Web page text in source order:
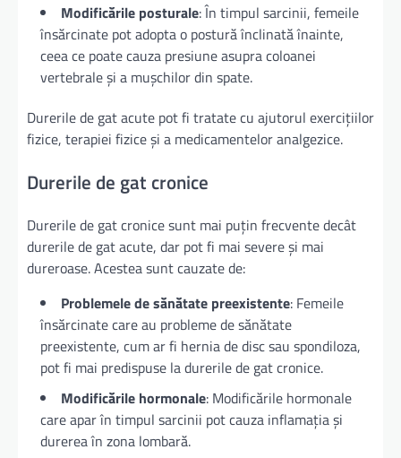
Modificările posturale: În timpul sarcinii, femeile
însărcinate pot adopta o postură înclinată înainte,
ceea ce poate cauza presiune asupra coloanei
vertebrale și a mușchilor din spate.
Durerile de gat acute pot fi tratate cu ajutorul exercițiilor
fizice, terapiei fizice și a medicamentelor analgezice.
Durerile de gat cronice
Durerile de gat cronice sunt mai puțin frecvente decât
durerile de gat acute, dar pot fi mai severe și mai
dureroase. Acestea sunt cauzate de:
Problemele de sănătate preexistente: Femeile
însărcinate care au probleme de sănătate
preexistente, cum ar fi hernia de disc sau spondiloza,
pot fi mai predispuse la durerile de gat cronice.
Modificările hormonale: Modificările hormonale
care apar în timpul sarcinii pot cauza inflamația și
durerea în zona lombară.